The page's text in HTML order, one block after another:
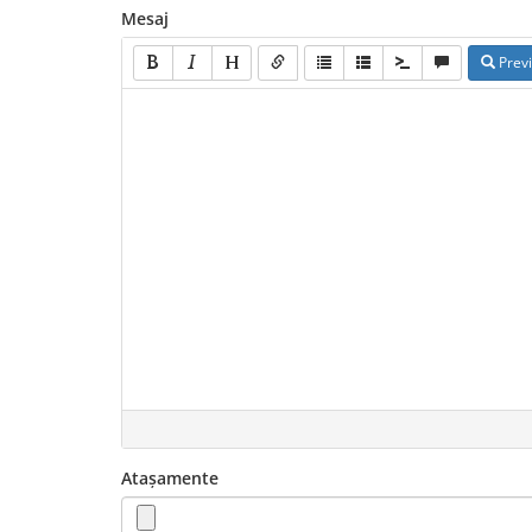
Mesaj
Atașamente